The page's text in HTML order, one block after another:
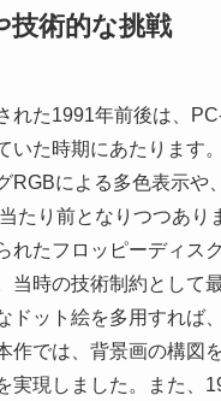
技術的な挑戦
れた1991年前後は、
いた時期にあたります
RGBによる多色表示や
たり前となりつつあ
れたフロッピーディス
当時の技術制約として
ドット絵を多用すれば
作では、背景画の構図
実現しました。また、